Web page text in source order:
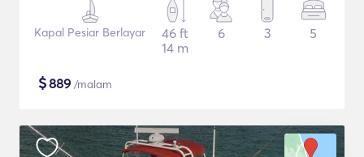
Kapal Pesiar Berlayar
46 ft
14 m
6 3 5
$889 /malam